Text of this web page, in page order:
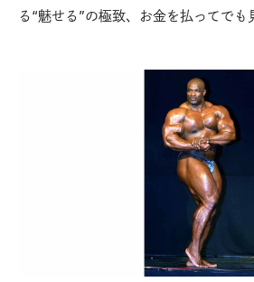
る“魅せる”の極致、お金を払ってでも